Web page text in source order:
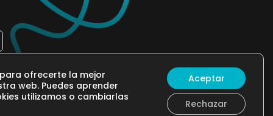
ofrecerte la mejor
web. Puedes aprender
utilizamos o cambiarlas
Aceptar
Rechazar